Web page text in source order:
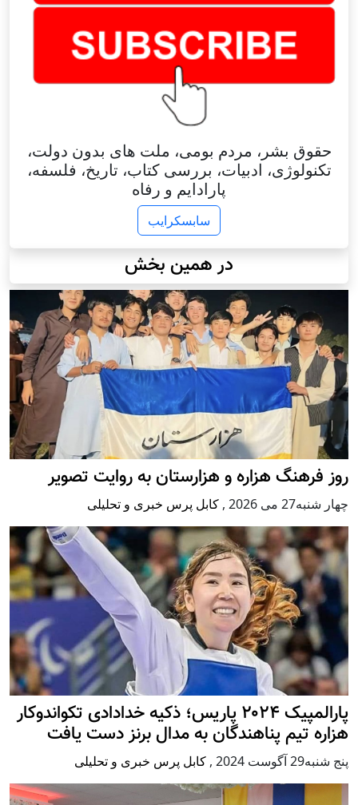
حقوق بشر، مردم بومی، ملت های بدون دولت،
تکنولوژی، ادبیات، بررسی کتاب، تاریخ، فلسفه،
پارادایم و رفاه
سابسکرایب
در همین بخش
روز فرهنگ هزاره و هزارستان به روایت تصویر
چهار شنبه27 می 2026 , کابل پرس خبری و تحلیلی
پارالمپیک ۲۰۲۴ پاریس؛ ذکیه خدادادی تکواندوکار
هزاره تیم پناهندگان به مدال برنز دست یافت
پنج شنبه29 آگوست 2024 , کابل پرس خبری و تحلیلی